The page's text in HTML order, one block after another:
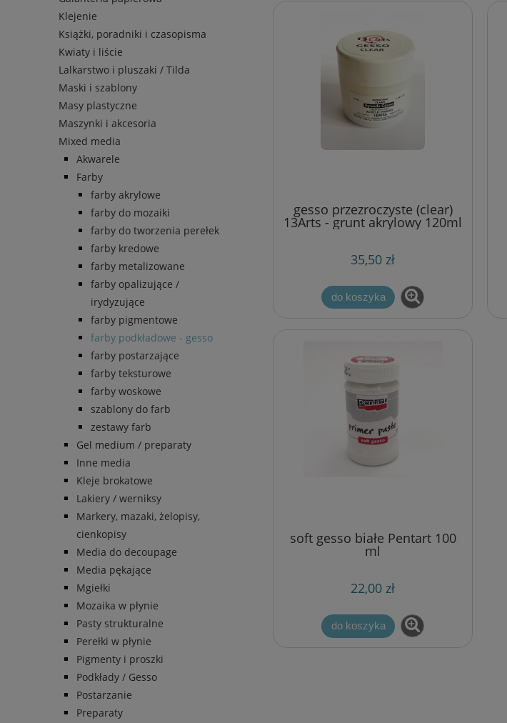
Klejenie
Książki, poradniki i czasopisma
Kwiaty i liście
Lalkarstwo i pluszaki / Tilda
Maski i szablony
Masy plastyczne
Maszynki i akcesoria
Mixed media
Akwarele
Farby
farby akrylowe
farby do mozaiki
farby do tworzenia perełek
farby kredowe
farby metalizowane
farby opalizujące /
irydyzujące
farby pigmentowe
farby podkładowe - gesso
farby postarzające
farby teksturowe
farby woskowe
szablony do farb
zestawy farb
Gel medium / preparaty
Inne media
Kleje brokatowe
Lakiery / werniksy
Markery, mazaki, żelopisy,
cienkopisy
Media do decoupage
Media pękające
Mgiełki
Mozaika w płynie
Pasty strukturalne
Perełki w płynie
Pigmenty i proszki
Podkłady / Gesso
Postarzanie
Preparaty
gesso przezroczyste (clear)
13Arts - grunt akrylowy 120ml
35,50 zł
do koszyka
soft gesso białe Pentart 100
ml
22,00 zł
do koszyka